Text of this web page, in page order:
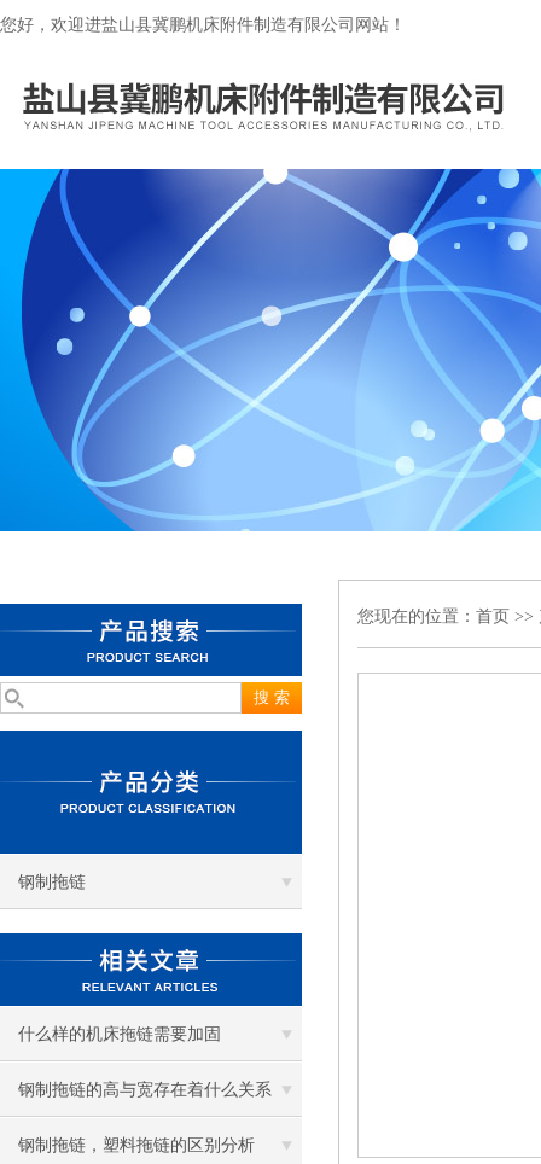
您好，欢迎进盐山县冀鹏机床附件制造有限公司网站！
钢制拖链
什么样的机床拖链需要加固
钢制拖链的高与宽存在着什么关系
钢制拖链，塑料拖链的区别分析
您现在的位置： 首页 >>